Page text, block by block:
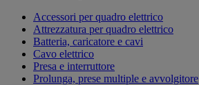
Accessori per quadro elettrico
Attrezzatura per quadro elettrico
Batteria, caricatore e cavi
Cavo elettrico
Presa e interruttore
Prolunga, prese multiple e avvolgitore